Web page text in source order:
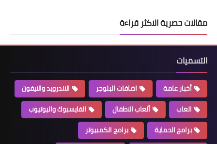
مقالات حصرية الاكثر قراءة
التسميات
أخبار عامة اضافات البلوجر
الاندرويد والايفون
العاب
ألعاب الاطفال
الفايسبوك واليوتيوب
برامج الحماية
برامج الكمبيوتر